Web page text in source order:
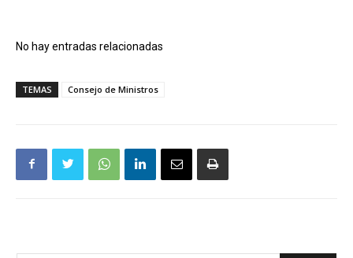
No hay entradas relacionadas
TEMAS Consejo de Ministros